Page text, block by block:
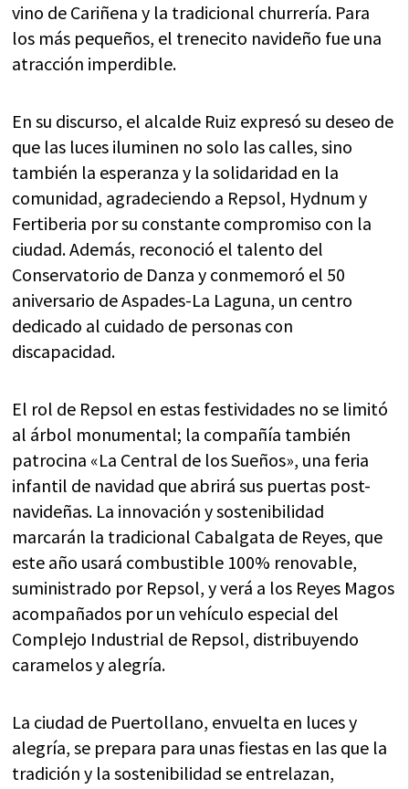
vino de Cariñena y la tradicional churrería. Para
los más pequeños, el trenecito navideño fue una
atracción imperdible.
En su discurso, el alcalde Ruiz expresó su deseo de
que las luces iluminen no solo las calles, sino
también la esperanza y la solidaridad en la
comunidad, agradeciendo a Repsol, Hydnum y
Fertiberia por su constante compromiso con la
ciudad. Además, reconoció el talento del
Conservatorio de Danza y conmemoró el 50
aniversario de Aspades-La Laguna, un centro
dedicado al cuidado de personas con
discapacidad.
El rol de Repsol en estas festividades no se limitó
al árbol monumental; la compañía también
patrocina «La Central de los Sueños», una feria
infantil de navidad que abrirá sus puertas post-
navideñas. La innovación y sostenibilidad
marcarán la tradicional Cabalgata de Reyes, que
este año usará combustible 100% renovable,
suministrado por Repsol, y verá a los Reyes Magos
acompañados por un vehículo especial del
Complejo Industrial de Repsol, distribuyendo
caramelos y alegría.
La ciudad de Puertollano, envuelta en luces y
alegría, se prepara para unas fiestas en las que la
tradición y la sostenibilidad se entrelazan,